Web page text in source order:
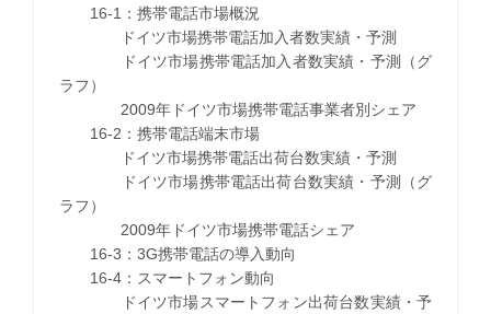
16-1：携帯電話市場概況
ドイツ市場携帯電話加入者数実績・予測
ドイツ市場携帯電話加入者数実績・予測（グ
ラフ）
2009年ドイツ市場携帯電話事業者別シェア
16-2：携帯電話端末市場
ドイツ市場携帯電話出荷台数実績・予測
ドイツ市場携帯電話出荷台数実績・予測（グ
ラフ）
2009年ドイツ市場携帯電話シェア
16-3：3G携帯電話の導入動向
16-4：スマートフォン動向
ドイツ市場スマートフォン出荷台数実績・予